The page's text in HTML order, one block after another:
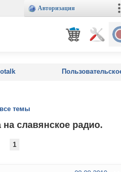
Авторизация
темы
славянское радио.
1